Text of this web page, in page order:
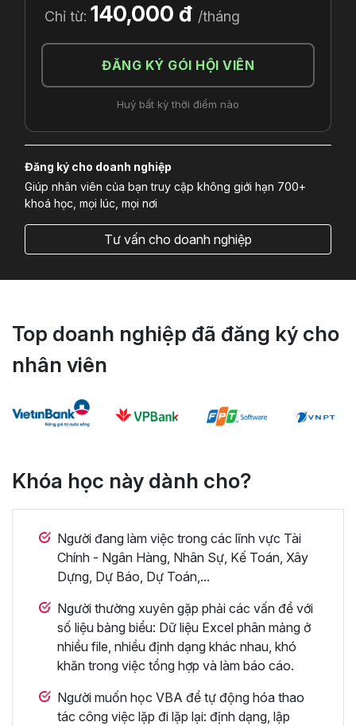
Chỉ từ: 140,000 đ /tháng
ĐĂNG KÝ GÓI HỘI VIÊN
Huỷ bất kỳ thời điểm nào
Đăng ký cho doanh nghiệp
Giúp nhân viên của bạn truy cập không giới hạn 700+
khoá học, mọi lúc, mọi nơi
Tư vấn cho doanh nghiệp
Top doanh nghiệp đã đăng ký cho
nhân viên
Khóa học này dành cho?
Người đang làm việc trong các lĩnh vực Tài
Chính - Ngân Hàng, Nhân Sự, Kế Toán, Xây
Dựng, Dự Báo, Dự Toán,...
Người thường xuyên gặp phải các vấn đề với
số liệu bảng biểu: Dữ liệu Excel phân mảng ở
nhiều file, nhiều định dạng khác nhau, khó
khăn trong việc tổng hợp và làm báo cáo.
Người muốn học VBA để tự động hóa thao
tác công việc lặp đi lặp lại: định dạng, lập